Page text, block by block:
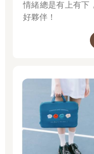
情緒總是有上有下
好夥伴！